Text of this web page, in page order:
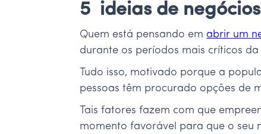
5 ideias de
Quem está pensando em abrir um
durante os períodos mais críticos
Tudo isso, motivado porque a
pessoas têm procurado opções de
Tais fatores fazem com que
momento favorável para que o seu